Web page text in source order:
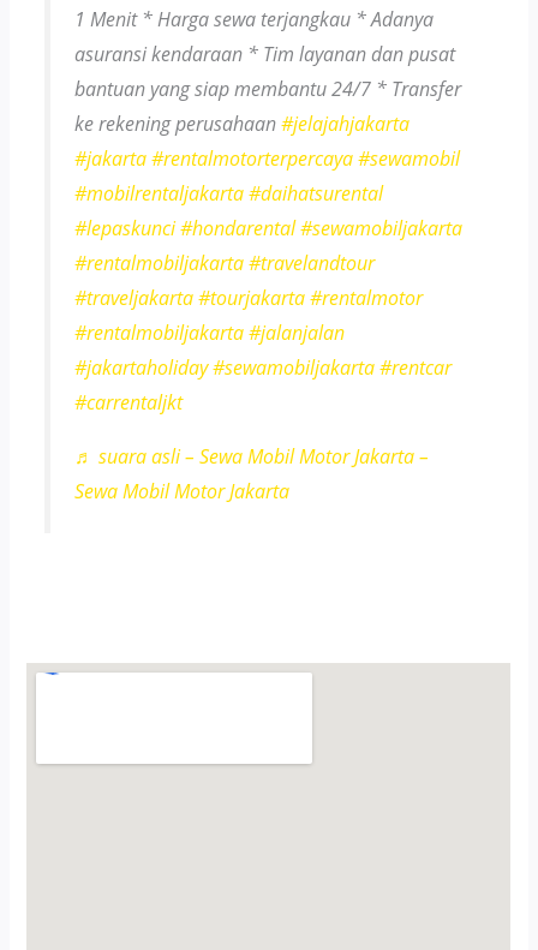
1 Menit * Harga sewa terjangkau * Adanya
asuransi kendaraan * Tim layanan dan pusat
bantuan yang siap membantu 24/7 * Transfer
ke rekening perusahaan#jelajahjakarta
#jakarta #rentalmotorterpercaya #sewamobil
#mobilrentaljakarta #daihatsurental
#lepaskunci #hondarental #sewamobiljakarta
#rentalmobiljakarta #travelandtour
#traveljakarta #tourjakarta #rentalmotor
#rentalmobiljakarta #jalanjalan
#jakartaholiday #sewamobiljakarta #rentcar
#carrentaljkt
♬ suara asli – Sewa Mobil Motor Jakarta –
Sewa Mobil Motor Jakarta